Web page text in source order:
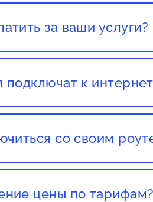
за ваши услуги?
со
к
вашего города. Как
со своим
со своим роутером.
цены по тарифам?